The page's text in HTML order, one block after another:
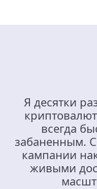
Я десятки
всегда
забаненным.
кампании
живыми